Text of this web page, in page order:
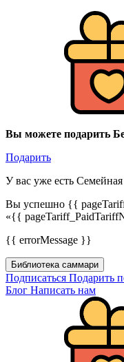
Вы можете подарить
Подарить
У вас уже есть
Вы успешно {{
«{{
{{ errorMessage }}
Библиотека саммари
Подписаться Подарить
Блог Написать нам